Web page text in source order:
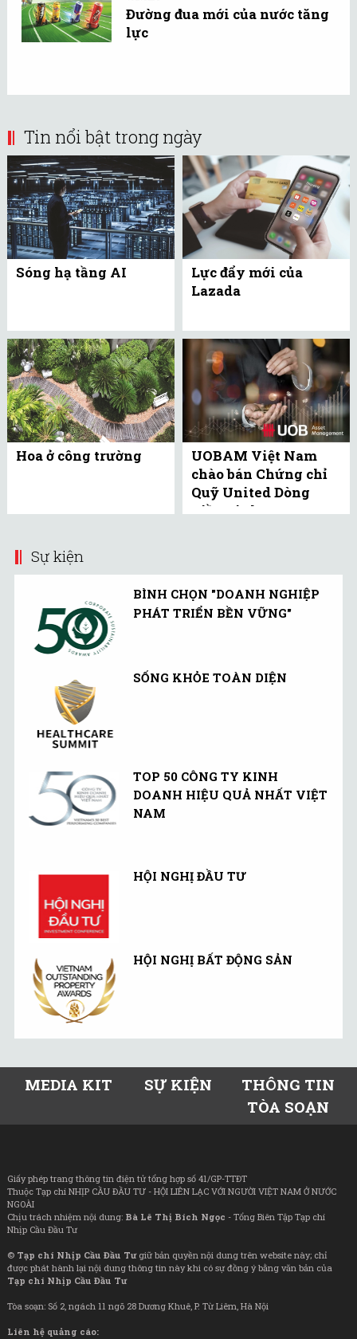
Đường đua mới của nước tăng
lực
Tin nổi bật trong ngày
Sóng hạ tầng AI
Lực đẩy mới của
Lazada
Hoa ở công trường
UOBAM Việt Nam
chào bán Chứng chỉ
Quỹ United Dòng
Tiền Linh Hoạt
Sự kiện
BÌNH CHỌN "DOANH NGHIỆP
PHÁT TRIỂN BỀN VỮNG"
SỐNG KHỎE TOÀN DIỆN
TOP 50 CÔNG TY KINH
DOANH HIỆU QUẢ NHẤT VIỆT
NAM
HỘI NGHỊ ĐẦU TƯ
HỘI NGHỊ BẤT ĐỘNG SẢN
MEDIA KIT SỰ KIỆN
THÔNG TIN
TÒA SOẠN
Giấy phép trang thông tin điện tử tổng hợp số 41/GP-TTĐT
Thuộc Tạp chí NHỊP CẦU ĐẦU TƯ - HỘI LIÊN LẠC VỚI NGƯỜI VIỆT NAM Ở NƯỚC
NGOÀI
Chịu trách nhiệm nội dung: Bà Lê Thị Bích Ngọc - Tổng Biên Tập Tạp chí
Nhịp Cầu Đầu Tư
© Tạp chí Nhịp Cầu Đầu Tưgiữ bản quyền nội dung trên website này; chỉ
được phát hành lại nội dung thông tin này khi có sự đồng ý bằng văn bản của
Tạp chí Nhịp Cầu Đầu Tư
Tòa soạn: Số 2, ngách 11 ngõ 28 Dương Khuê, P. Từ Liêm, Hà Nội
Liên hệ quảng cáo: